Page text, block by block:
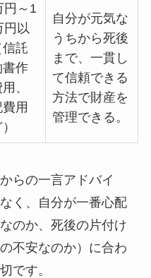
円～1
円以
信託
書作
、
用
自分が元気な
うちから死後
まで、一貫し
て信頼できる
方法で財産を
管理できる。
らの一言アドバイ
く、自分が一番心配
のか、死後の片付け
不安なのか）に合わ
です。